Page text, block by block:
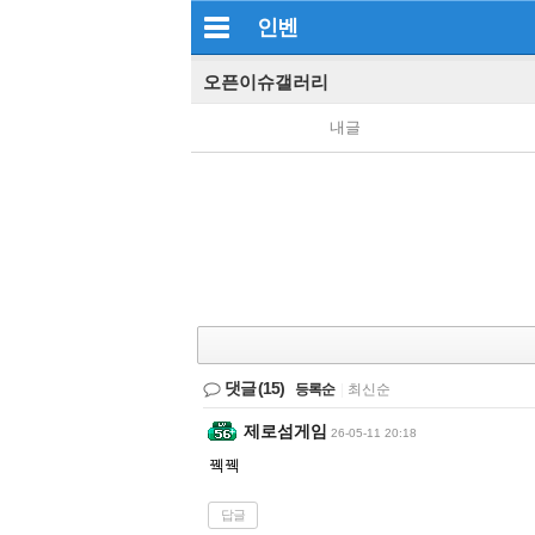
인벤
오픈이슈갤러리
내글
댓글(15) 등록순 최신순
제로섬게임 26-05-11 20:18
꿱꿱
답글